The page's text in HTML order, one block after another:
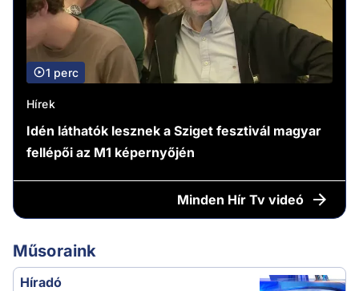
1 perc
Hírek
Idén láthatók lesznek a Sziget fesztivál magyar
fellépői az M1 képernyőjén
Minden Hír Tv videó
Műsoraink
Híradó